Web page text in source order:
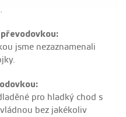
jsme nezaznamenali
pro hladký chod s
bez jakékoliv